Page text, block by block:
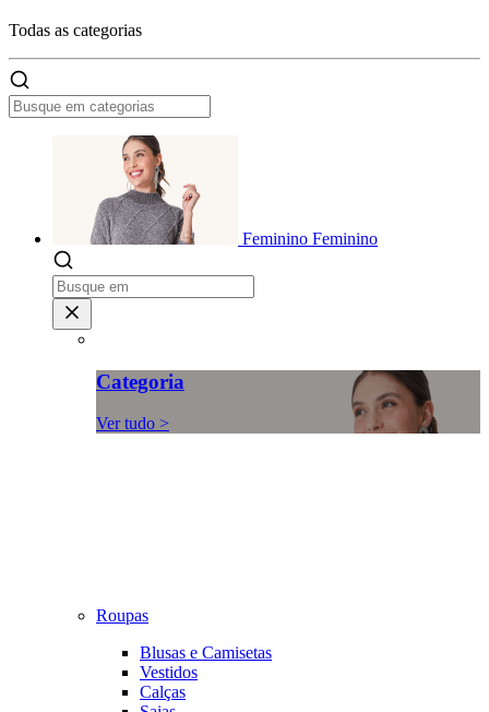
Todas as categorias
Feminino Feminino
Categoria
Ver tudo >
Roupas
Blusas e Camisetas
Vestidos
Calças